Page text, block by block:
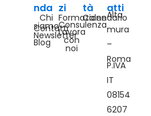
nda
Chi
siamo
Contatti
Newsletter
Blog
zi
Formazione
Consulenza
Lavora
con
noi
tà
Calendario
atti
Alta
mura
–
Roma
P.IVA
IT
08154
6207